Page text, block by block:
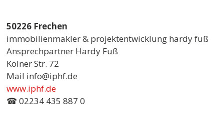
50226 Frechen
immobilienmakler & projektentwicklung hardy fuß
Ansprechpartner Hardy Fuß
Kölner Str. 72
Mail info@iphf.de
www.iphf.de
☎ 02234 435 887 0